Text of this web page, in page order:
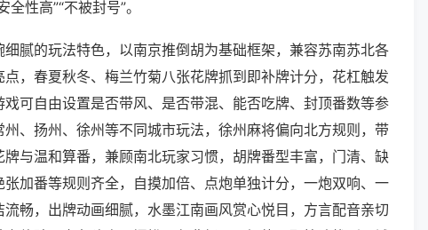
性高”“不被封号”。
腻的玩法特色，以南京推倒胡为基础框架，兼容苏南苏北各
，春夏秋冬、梅兰竹菊八张花牌抓到即补牌计分，花杠触发
可自由设置是否带风、是否带混、能否吃牌、封顶番数等参
、扬州、徐州等不同城市玩法，徐州麻将偏向北方规则，带
与温和算番，兼顾南北玩家习惯，胡牌番型丰富，门清、缺
加番等规则齐全，自摸加倍、点炮单独计分，一炮双响、一
畅，出牌动画细腻，水墨江南画风赏心悦目，方言配音亲切